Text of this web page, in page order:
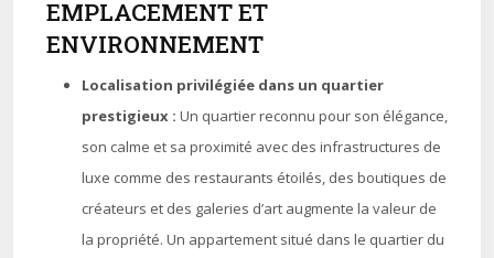
EMPLACEMENT ET
ENVIRONNEMENT
Localisation privilégiée dans un quartier
prestigieux : Un quartier reconnu pour son élégance,
son calme et sa proximité avec des infrastructures de
luxe comme des restaurants étoilés, des boutiques de
créateurs et des galeries d’art augmente la valeur de
la propriété. Un appartement situé dans le quartier du